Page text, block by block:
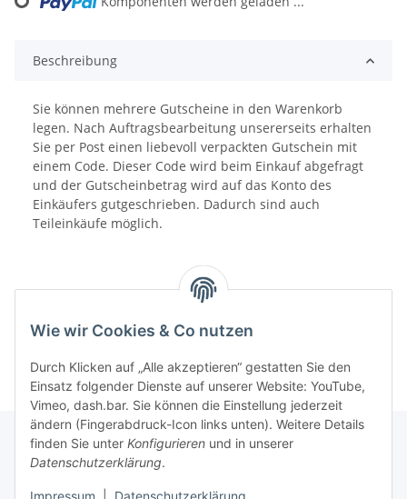
Wie wir Cookies & Co nutzen
Durch Klicken auf „Alle akzeptieren“ gestatten Sie den
Einsatz folgender Dienste auf unserer Website: YouTube,
Vimeo, dash.bar. Sie können die Einstellung jederzeit
ändern (Fingerabdruck-Icon links unten). Weitere Details
finden Sie unter Konfigurieren und in unserer
Datenschutzerklärung.
Loading...
Beschreibung
Sie können mehrere Gutscheine in den Warenkorb
legen. Nach Auftragsbearbeitung unsererseits erhalten
Sie per Post einen liebevoll verpackten Gutschein mit
einem Code. Dieser Code wird beim Einkauf abgefragt
und der Gutscheinbetrag wird auf das Konto des
Einkäufers gutgeschrieben. Dadurch sind auch
Teileinkäufe möglich.